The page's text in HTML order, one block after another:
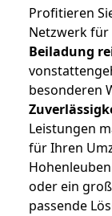
Profitieren
Netzwerk für
Beiladung
besonderen
Leistungen
für Ihren
oder ein
passende